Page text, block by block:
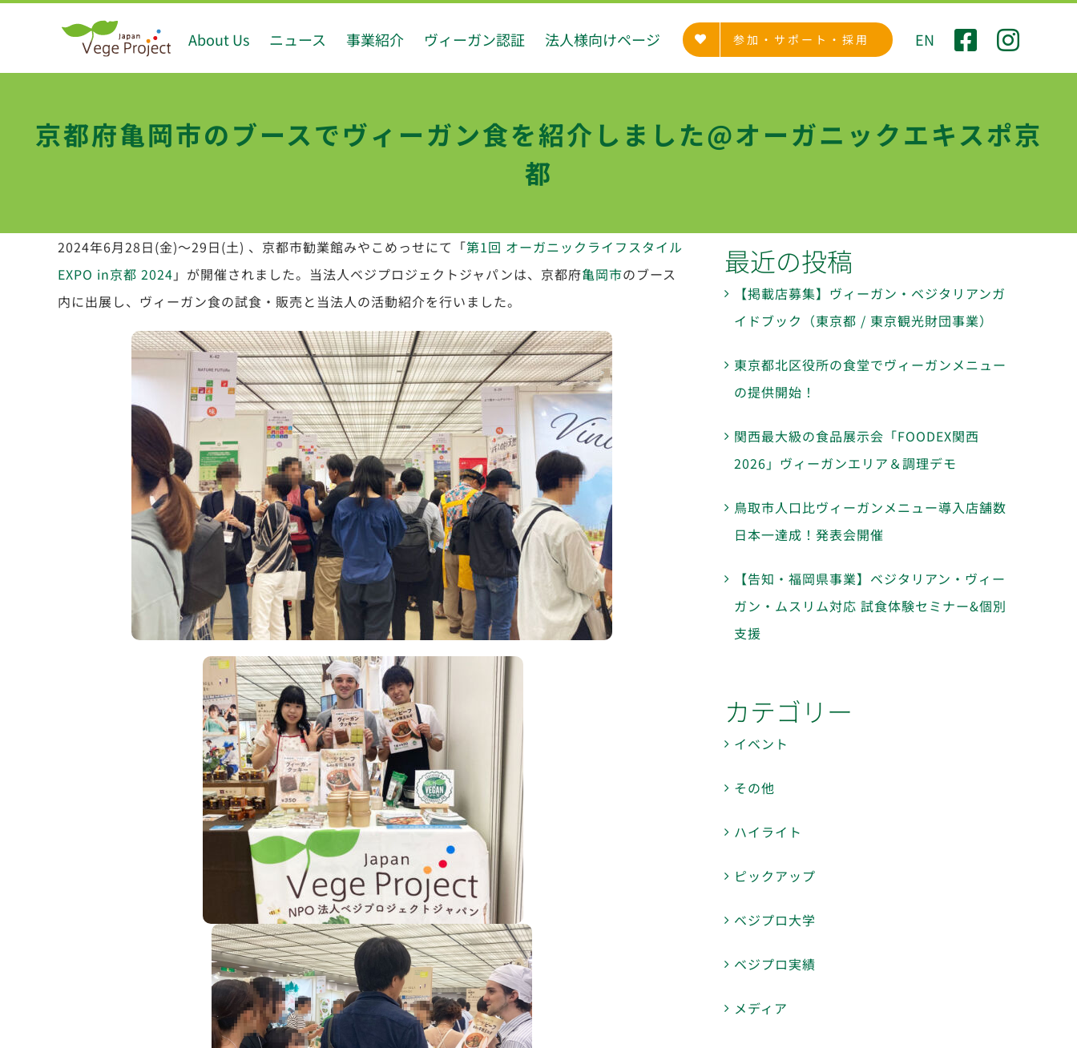
About Us ニュース 事業紹介 ヴィーガン認証 法人様向けページ 参加・サポート・採用 EN
京都府亀岡市のブースでヴィーガン食を紹介しました@オーガニックエキスポ京
都
2024年6月28日(金)～29日(土) 、京都市勧業館みやこめっせにて「第1回 オーガニックライフスタイル
EXPO in京都 2024 」が開催されました。当法人ベジプロジェクトジャパンは、京都府亀岡市のブース
内に出展し、ヴィーガン食の試食・販売と当法人の活動紹介を行いました。
最近の投稿
【掲載店募集】ヴィーガン・ベジタリアンガ
イドブック（東京都 / 東京観光財団事業）
東京都北区役所の食堂でヴィーガンメニュー
の提供開始！
関西最大級の食品展示会「FOODEX関西
2026」ヴィーガンエリア＆調理デモ
鳥取市人口比ヴィーガンメニュー導入店舗数
日本一達成！発表会開催
【告知・福岡県事業】ベジタリアン・ヴィー
ガン・ムスリム対応 試食体験セミナー&個別
支援
カテゴリー
イベント
その他
ハイライト
ピックアップ
ベジプロ大学
ベジプロ実績
メディア